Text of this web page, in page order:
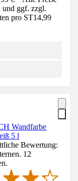
ggf. zzgl.
pro ST14,99
Wandfarbe
5 l
Bewertung:
12